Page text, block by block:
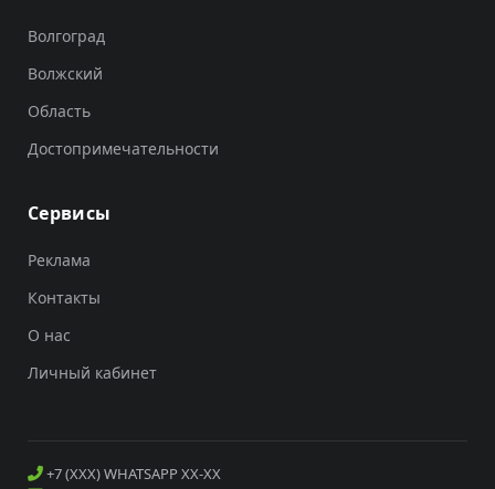
Волгоград
Волжский
Область
Достопримечательности
Сервисы
Реклама
Контакты
О нас
Личный кабинет
+7 (XXX) WHATSAPP XX-XX